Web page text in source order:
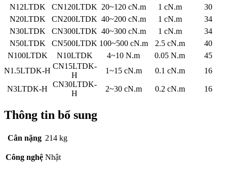
N12LTDK
CN120LTDK 20~120 cN.m 1 cN.m
30
N20LTDK
CN200LTDK 40~200 cN.m 1 cN.m
34
N30LTDK
CN300LTDK 40~300 cN.m 1 cN.m
34
N50LTDK
CN500LTDK 100~500 cN.m 2.5 cN.m
40
N100LTDK
N10LTDK 4~10 N.m 0.05 N.m
45
N1.5LTDK-H
CN15LTDK-
H
1~15 cN.m 0.1 cN.m 16
N3LTDK-H
CN30LTDK-
H
2~30 cN.m 0.2 cN.m 16
Thông tin bổ sung
Cân nặng 214 kg
Công nghệ Nhật